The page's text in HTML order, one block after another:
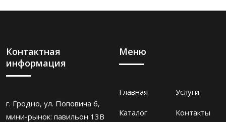
Контактная
информация
г. Гродно, ул. Поповича 6,
мини-рынок: павильон 13В
Меню
Главная
Каталог
Услуги
Контакты